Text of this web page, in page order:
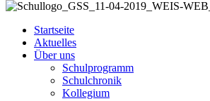
Startseite
Aktuelles
Über uns
Schulprogramm
Schulchronik
Kollegium